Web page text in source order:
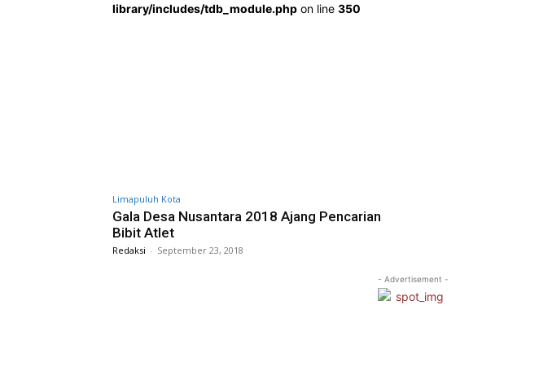
library/includes/tdb_module.php on line 350
Limapuluh Kota
Gala Desa Nusantara 2018 Ajang Pencarian
Bibit Atlet
Redaksi - September 23, 2018
- Advertisement -